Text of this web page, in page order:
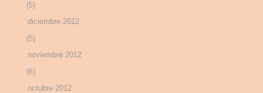
(5)
diciembre 2012
(5)
noviembre 2012
(6)
octubre 2012